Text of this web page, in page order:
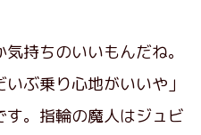
持ちのいいもんだね。
ぶ乗り心地がいいや」
。指輪の魔人はジュビ